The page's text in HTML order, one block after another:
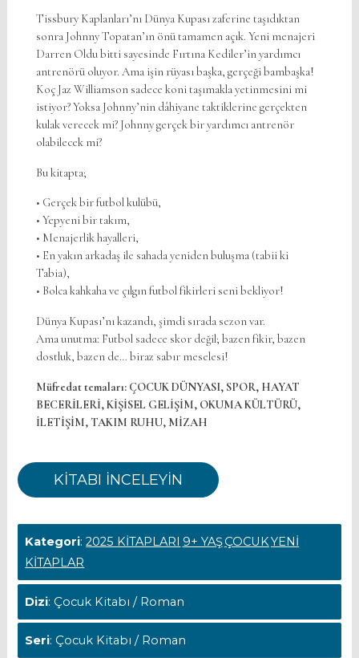
Tissbury Kaplanları’nı Dünya Kupası zaferine taşıdıktan
sonra Johnny Topatan’ın önü tamamen açık. Yeni menajeri
Darren Oldu bitti sayesinde Fırtına Kediler’in yardımcı
antrenörü oluyor. Ama işin rüyası başka, gerçeği bambaşka!
Koç Jaz Williamson sadece koni taşımakla yetinmesini mi
istiyor? Yoksa Johnny’nin dâhiyane taktiklerine gerçekten
kulak verecek mi? Johnny gerçek bir yardımcı antrenör
olabilecek mi?
Bu kitapta;
• Gerçek bir futbol kulübü,
• Yepyeni bir takım,
• Menajerlik hayalleri,
• En yakın arkadaş ile sahada yeniden buluşma (tabii ki
Tabia),
• Bolca kahkaha ve çılgın futbol fikirleri seni bekliyor!
Dünya Kupası’nı kazandı, şimdi sırada sezon var.
Ama unutma: Futbol sadece skor değil; bazen fikir, bazen
dostluk, bazen de… biraz sabır meselesi!
Müfredat temaları: ÇOCUK DÜNYASI, SPOR, HAYAT
BECERİLERİ, KİŞİSEL GELİŞİM, OKUMA KÜLTÜRÜ,
İLETİŞİM, TAKIM RUHU, MİZAH
KİTABI İNCELEYİN
Kategori:2025 KİTAPLARI 9+ YAŞÇOCUKYENİ
KİTAPLAR
Dizi: Çocuk Kitabı / Roman
Seri: Çocuk Kitabı / Roman